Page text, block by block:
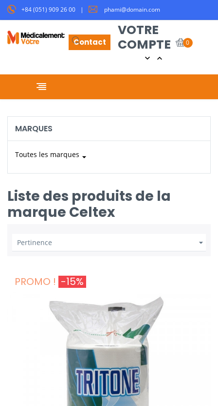
+84 (051) 909 26 00 phami@domain.com
Contact
VOTRE
COMPTE
 
0
Basculer la navigation
☰
MARQUES
Toutes les marques arrow_drop_down
Liste des produits de la
marque Celtex
Pertinence 
PROMO ! -15%